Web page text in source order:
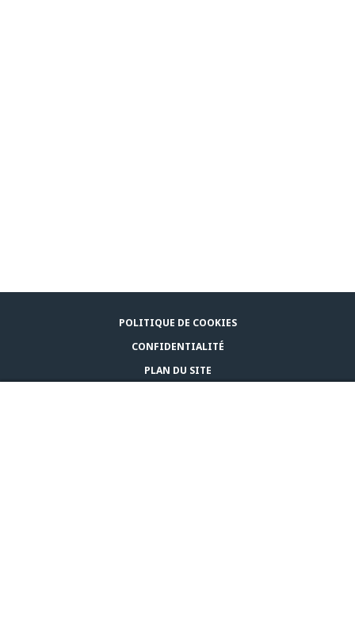
POLITIQUE DE COOKIES
CONFIDENTIALITÉ
PLAN DU SITE